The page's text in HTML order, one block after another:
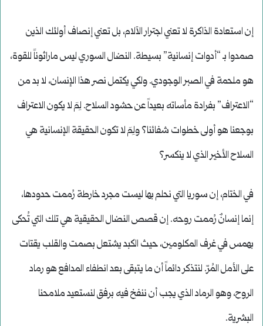
إن استعادة الذاكرة لا تعني اجترار الآلام، بل تعني إنصاف أولئك الذين
صمدوا بـ “أدوات إنسانية” بسيطة. النضال السوري ليس ماراثوناً للقوة،
هو ملحمة في الصبر الوجودي. ولكي يكتمل نصر هذا الإنسان، لا بد من
“الاعتراف” بفرادة مأساته بعيداً عن حشود السلاح. لِمَ لا يكون الاعتراف
بوجعنا هو أولى خطوات شفائنا؟ ولِمَ لا تكون الحقيقة الإنسانية هي
السلاح الأخير الذي لا ينكسر؟
في الختام، إن سوريا التي نحلم بها ليست مجرد خارطة رُممت حدودها،
إنما إنسانٌ رُممت روحه. إن قصص النضال الحقيقية هي تلك التي تُحكى
بهمس في غرف المكلومين، حيث الكبد يشتعل بصمت والقلب يقتات
على الأمل المُرّ. لنتذكر دائماً أن ما يتبقى بعد انطفاء المدافع هو رماد
الروح، وهو الرماد الذي يجب أن ننفخ فيه برفق لنستعيد ملامحنا
البشرية.